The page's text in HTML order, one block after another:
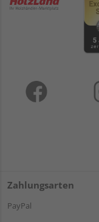
Zahlungsarten
PayPal